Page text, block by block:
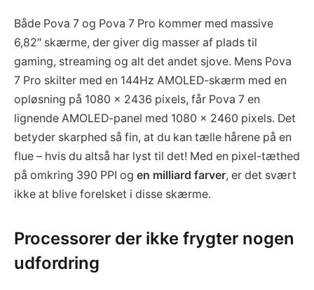
Både Pova 7 og Pova 7 Pro kommer med massive
6,82″ skærme, der giver dig masser af plads til
gaming, streaming og alt det andet sjove. Mens Pova
7 Pro skilter med en 144Hz AMOLED-skærm med en
opløsning på 1080 x 2436 pixels, får Pova 7 en
lignende AMOLED-panel med 1080 x 2460 pixels. Det
betyder skarphed så fin, at du kan tælle hårene på en
flue – hvis du altså har lyst til det! Med en pixel-tæthed
på omkring 390 PPI og en milliard farver, er det svært
ikke at blive forelsket i disse skærme.
Processorer der ikke frygter nogen
udfordring